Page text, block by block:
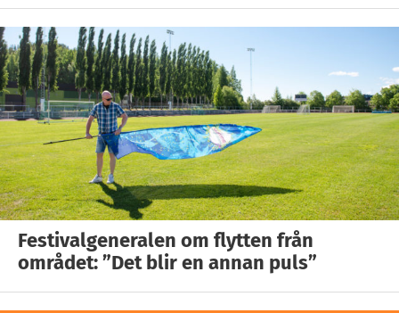
Festivalgeneralen om flytten från
området: ”Det blir en annan puls”